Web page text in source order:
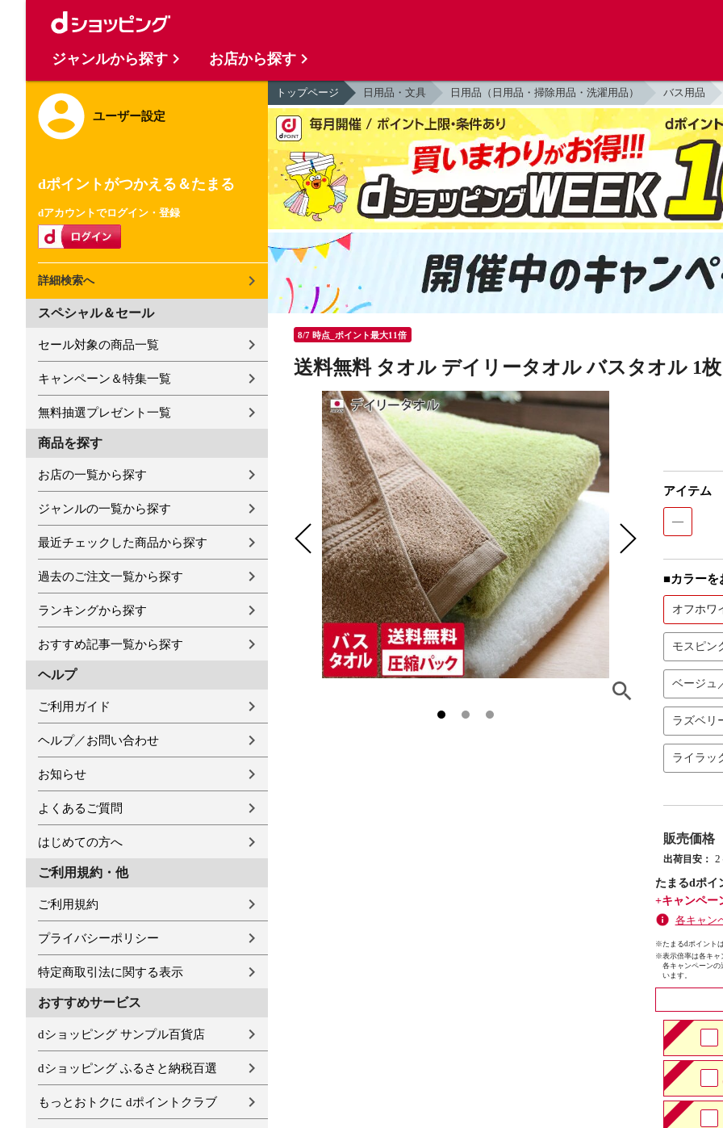
ユーザー設定
dポイントがつかえる＆たまる
dアカウントでログイン・登録
詳細検索へ
スペシャル＆セール
セール対象の商品一覧
キャンペーン＆特集一覧
無料抽選プレゼント一覧
商品を探す
お店の一覧から探す
ジャンルの一覧から探す
最近チェックした商品から探す
過去のご注文一覧から探す
ランキングから探す
おすすめ記事一覧から探す
ヘルプ
ご利用ガイド
ヘルプ／お問い合わせ
お知らせ
よくあるご質問
はじめての方へ
ご利用規約・他
ご利用規約
プライバシーポリシー
特定商取引法に関する表示
おすすめサービス
dショッピング サンプル百貨店
dショッピング ふるさと納税百選
もっとおトクに dポイントクラブ
トップページ 日用品・文具 日用品（日用品・掃除用品・洗濯用品） バス用品
8/7 時点_ポイント最大11倍
送料無料 タオル デイリータオル バスタオル 1
アイテム
—
■カラーを
オフホワ
モスピン
ベージュ
ラズベリ
ライラッ
販売価格
出荷目安： 2
たまるdポイ
+キャンペー
各キャン
※たまるdポイント
※表示倍率は各キャ
各キャンペーンの
います。
ジャンルから探す お店から探す